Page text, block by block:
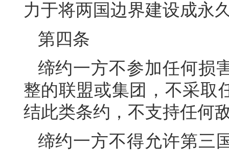
力于将两国边界建设成永
第四条
缔约一方不参加任何损
整的联盟或集团，不采取
结此类条约，不支持任何
缔约一方不得允许第三